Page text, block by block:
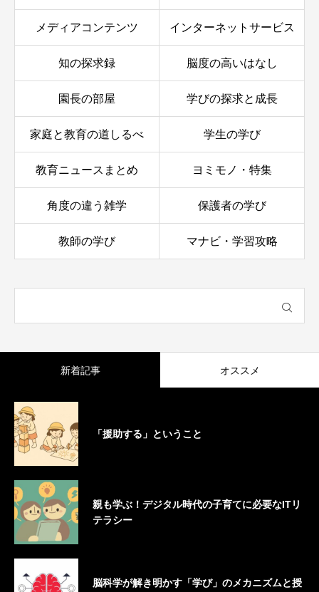
メディアコンテンツ インターネットサービス
知の探求録 脳度の高いはなし
園長の部屋 学びの探求と成長
家庭と教育の道しるべ 学生の学び
教育ニュースまとめ ヨミモノ・特集
角度の違う雑学 保護者の学び
教師の学び マナビ・学習攻略
新着記事 オススメ
「援助する」ということ
親も学ぶ！デジタル時代の子育てに必要なITリ
テラシー
脳科学が解き明かす「学び」のメカニズムと授